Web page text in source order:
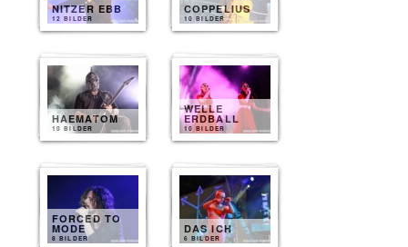
NITZER EBB
12 BILDER
COPPELIUS
10 BILDER
HAEMATOM
10 BILDER
WELLE
ERDBALL
10 BILDER
FORCED TO
MODE
8 BILDER
DAS ICH
6 BILDER